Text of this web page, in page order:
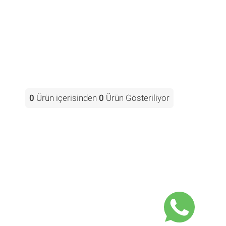
0 Ürün içerisinden 0 Ürün Gösteriliyor